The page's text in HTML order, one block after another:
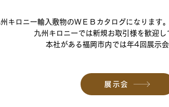
キロニー輸入敷物のＷＥＢカタログになります
九州キロニーでは新規お取引様を歓迎
本社がある福岡市内では年4回展示
展示会